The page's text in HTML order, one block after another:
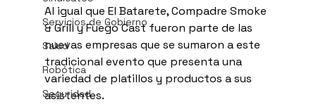
Servicios de Gobierno
Salud
Robótica
Seguridad
Al igual que El Batarete, Compadre Smoke
& Grill y Fuego Cast fueron parte de las
nuevas empresas que se sumaron a este
tradicional evento que presenta una
variedad de platillos y productos a sus
asistentes.